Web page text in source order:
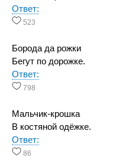
Ответ:
523
Борода да рожки
Бегут по дорожке.
Ответ:
798
Мальчик-крошка
В костяной одёжке.
Ответ:
86